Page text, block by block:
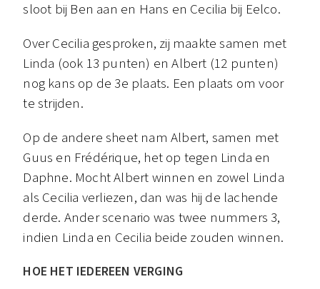
sloot bij Ben aan en Hans en Cecilia bij Eelco.
Over Cecilia gesproken, zij maakte samen met
Linda (ook 13 punten) en Albert (12 punten)
nog kans op de 3e plaats. Een plaats om voor
te strijden.
Op de andere sheet nam Albert, samen met
Guus en Frédérique, het op tegen Linda en
Daphne. Mocht Albert winnen en zowel Linda
als Cecilia verliezen, dan was hij de lachende
derde. Ander scenario was twee nummers 3,
indien Linda en Cecilia beide zouden winnen.
HOE HET IEDEREEN VERGING